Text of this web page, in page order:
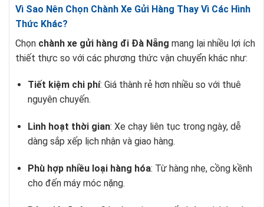
Vì Sao Nên Chọn Chành Xe Gửi Hàng Thay Vì Các Hình
Thức Khác?
Chọn chành xe gửi hàng đi Đà Nẵng mang lại nhiều lợi ích
thiết thực so với các phương thức vận chuyển khác như:
Tiết kiệm chi phí: Giá thành rẻ hơn nhiều so với thuê
nguyên chuyến.
Linh hoạt thời gian: Xe chạy liên tục trong ngày, dễ
dàng sắp xếp lịch nhận và giao hàng.
Phù hợp nhiều loại hàng hóa: Từ hàng nhẹ, cồng kềnh
cho đến máy móc nặng.